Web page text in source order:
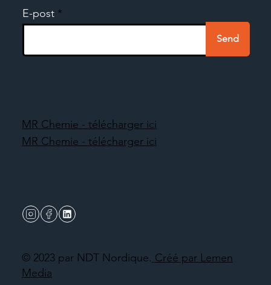
E-post
Send
© 2023 par NDT Nordique. Créé par Lemen
Media
MR Chemie - télécharger ici
MR Chemie - télécharger ici